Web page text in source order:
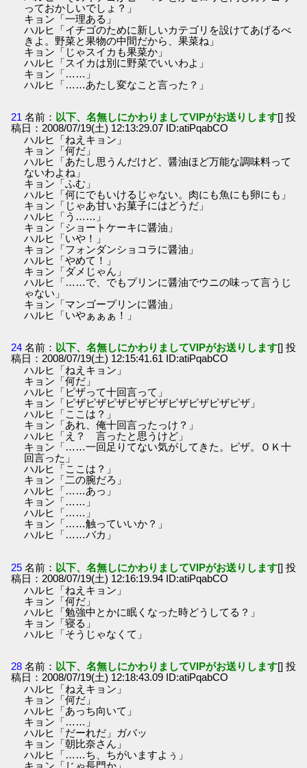
っておかしいでしょ？」
キョン「一理ある」
ハルヒ「イチゴのために新しいカテゴリを設けてあげるべ
きよ。野菜と果物の中間だから、果菜ね」
キョン「じゃスイカも果菜か」
ハルヒ「スイカは別に野菜でいいわよ」
キョン「……」
ハルヒ「……あたし変なこと言った？」
21 名前： 以下、名無しにかわりましてVIPがお送りします[] 投
稿日：2008/07/19(土) 12:13:29.07 ID:atiPqabCO
ハルヒ「ねえキョン」
キョン「何だ」
ハルヒ「あたし思うんだけど、醤油ほど万能な調味料って
ないわよね」
キョン「ふむ」
ハルヒ「何にでもいけるじゃない。肉にも魚にも卵にも」
キョン「じゃあ甘いお菓子にはどうだ」
ハルヒ「う……」
キョン「ショートケーキに醤油」
ハルヒ「いや！」
キョン「フォンダンショコラに醤油」
ハルヒ「やめて！」
キョン「ダメじゃん」
ハルヒ「……で、でもプリンに醤油でウニの味って言うじ
ゃない」
キョン「マンゴープリンに醤油」
ハルヒ「いやぁぁぁ！」
24 名前： 以下、名無しにかわりましてVIPがお送りします[] 投
稿日：2008/07/19(土) 12:15:41.61 ID:atiPqabCO
ハルヒ「ねえキョン」
キョン「何だ」
ハルヒ「ピザって十回言って」
キョン「ピザピザピザピザピザピザピザピザピザ」
ハルヒ「ここは？」
キョン「あれ、俺十回言ったっけ？」
ハルヒ「え？ 言ったと思うけど」
キョン「……一回足りてない気がしてきた。ピザ。ＯＫ十
回言った」
ハルヒ「ここは？」
キョン「二の腕だろ」
ハルヒ「……あっ」
キョン「……」
ハルヒ「……」
キョン「……触っていいか？」
ハルヒ「……バカ」
25 名前： 以下、名無しにかわりましてVIPがお送りします[] 投
稿日：2008/07/19(土) 12:16:19.94 ID:atiPqabCO
ハルヒ「ねえキョン」
キョン「何だ」
ハルヒ「勉強中とかに眠くなった時どうしてる？」
キョン「寝る」
ハルヒ「そうじゃなくて」
28 名前： 以下、名無しにかわりましてVIPがお送りします[] 投
稿日：2008/07/19(土) 12:18:43.09 ID:atiPqabCO
ハルヒ「ねえキョン」
キョン「何だ」
ハルヒ「あっち向いて」
キョン「……」
ハルヒ「だーれだ」ガバッ
キョン「朝比奈さん」
ハルヒ「……ち、ちがいますよぅ」
キョン「じゃ長門か」